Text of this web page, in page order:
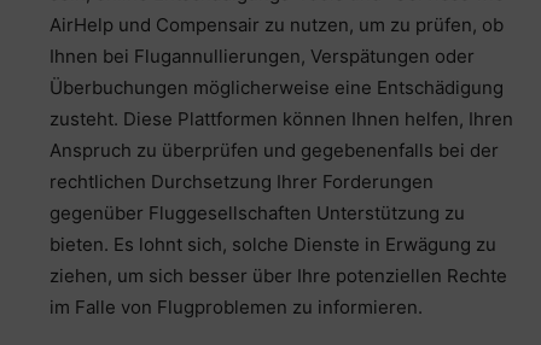
AirHelp und Compensair zu nutzen, um zu prüfen, ob
Ihnen bei Flugannullierungen, Verspätungen oder
Überbuchungen möglicherweise eine Entschädigung
zusteht. Diese Plattformen können Ihnen helfen, Ihren
Anspruch zu überprüfen und gegebenenfalls bei der
rechtlichen Durchsetzung Ihrer Forderungen
gegenüber Fluggesellschaften Unterstützung zu
bieten. Es lohnt sich, solche Dienste in Erwägung zu
ziehen, um sich besser über Ihre potenziellen Rechte
im Falle von Flugproblemen zu informieren.